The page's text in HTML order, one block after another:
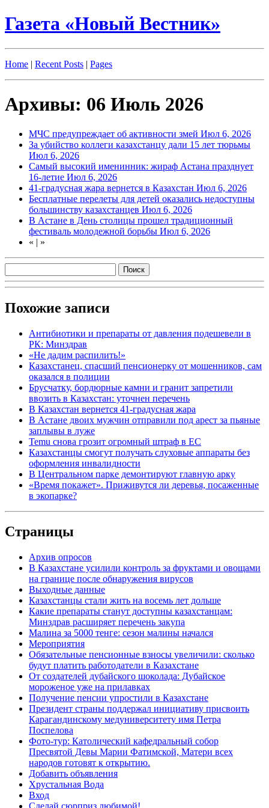
Газета «Новый Вестник»
Home | Recent Posts | Pages
Архивы: 06 Июль 2026
МЧС предупреждает об активности змей Июл 6, 2026
За убийство коллеги казахстанцу дали 15 лет тюрьмы
Июл 6, 2026
Самый высокий именинник: жираф Астана празднует
16-летие Июл 6, 2026
41-градусная жара вернется в Казахстан Июл 6, 2026
Бесплатные перелеты для детей оказались недоступны
большинству казахстанцев Июл 6, 2026
В Астане в День столицы прошел традиционный
фестиваль молодежной борьбы Июл 6, 2026
« | »
Похожие записи
Антибиотики и препараты от давления подешевели в
РК: Минздрав
«Не дадим распилить!»
Казахстанец, спасший пенсионерку от мошенников, сам
оказался в полиции
Брусчатку, бордюрные камни и гранит запретили
ввозить в Казахстан: уточнен перечень
В Казахстан вернется 41-градусная жара
В Астане двоих мужчин отправили под арест за пьяные
заплывы в луже
Temu снова грозит огромный штраф в ЕС
Казахстанцы смогут получать слуховые аппараты без
оформления инвалидности
В Центральном парке демонтируют главную арку
«Время покажет». Приживутся ли деревья, посаженные
в экопарке?
Страницы
Архив опросов
В Казахстане усилили контроль за фруктами и овощами
на границе после обнаружения вирусов
Выходные данные
Казахстанцы стали жить на восемь лет дольше
Какие препараты станут доступны казахстанцам:
Минздрав расширяет перечень закупа
Малина за 5000 тенге: сезон малины начался
Мероприятия
Обязательные пенсионные взносы увеличили: сколько
будут платить работодатели в Казахстане
От создателей дубайского шоколада: Дубайское
мороженое уже на прилавках
Получение пенсии упростили в Казахстане
Президент страны поддержал инициативу присвоить
Карагандинскому медуниверситету имя Петра
Поспелова
Фото-тур: Католический кафедральный собор
Пресвятой Девы Марии Фатимской, Матери всех
народов готовят к открытию.
Добавить объявления
Хрустальная Вода
Вход